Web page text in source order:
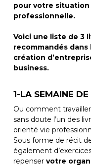
pour votre
professionnelle.
Voici une liste de 3
recommandés dans
création
business.
1-LA SEMAINE
Ou comment
sans doute l’un des
orienté vie
Sous forme de récit
également
repenser votre